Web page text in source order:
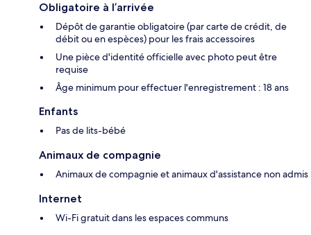
Obligatoire à l’arrivée
Dépôt de garantie obligatoire (par carte de crédit, de
débit ou en espèces) pour les frais accessoires
Une pièce d'identité officielle avec photo peut être
requise
Âge minimum pour effectuer l'enregistrement : 18 ans
Enfants
Pas de lits-bébé
Animaux de compagnie
Animaux de compagnie et animaux d'assistance non admis
Internet
Wi-Fi gratuit dans les espaces communs